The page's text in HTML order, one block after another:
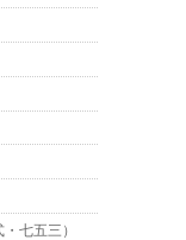
七五三）